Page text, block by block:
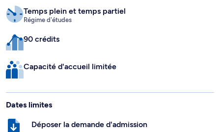
Temps plein et temps partiel
Régime d'études
90 crédits
Capacité d'accueil limitée
Dates limites
Déposer la demande d'admission